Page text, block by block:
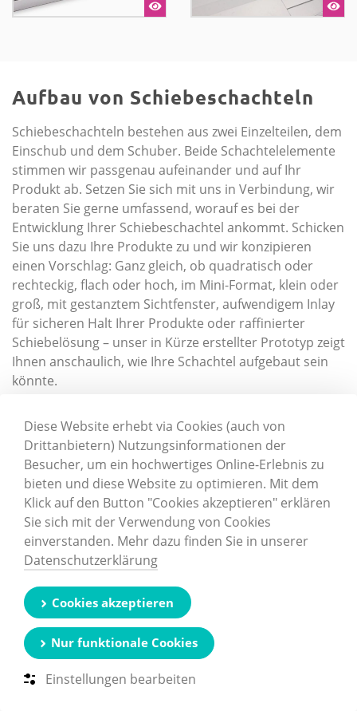
Aufbau von Schiebeschachteln
Schiebeschachteln bestehen aus zwei Einzelteilen, dem
Einschub und dem Schuber. Beide Schachtelelemente
stimmen wir passgenau aufeinander und auf Ihr
Produkt ab. Setzen Sie sich mit uns in Verbindung, wir
beraten Sie gerne umfassend, worauf es bei der
Entwicklung Ihrer Schiebeschachtel ankommt. Schicken
Sie uns dazu Ihre Produkte zu und wir konzipieren
einen Vorschlag: Ganz gleich, ob quadratisch oder
rechteckig, flach oder hoch, im Mini-Format, klein oder
groß, mit gestanztem Sichtfenster, aufwendigem Inlay
für sicheren Halt Ihrer Produkte oder raffinierter
Schiebelösung – unser in Kürze erstellter Prototyp zeigt
Ihnen anschaulich, wie Ihre Schachtel aufgebaut sein
könnte.
Diese Website erhebt via Cookies (auch von
Drittanbietern) Nutzungsinformationen der
Besucher, um ein hochwertiges Online-Erlebnis zu
bieten und diese Website zu optimieren. Mit dem
Klick auf den Button "Cookies akzeptieren" erklären
Sie sich mit der Verwendung von Cookies
einverstanden. Mehr dazu finden Sie in unserer
Datenschutzerklärung
Einstellungen bearbeiten
Nur funktionale Cookies
Cookies akzeptieren